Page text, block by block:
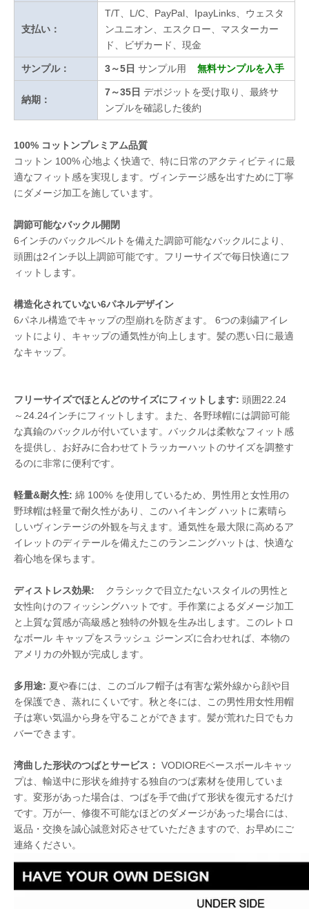
支払い：
T/T、L/C、PayPal、IpayLinks、ウェスタ
ンユニオン、エスクロー、マスターカー
ド、ビザカード、現金
サンプル： 3～5日 サンプル用 無料サンプルを入手
納期：
7～35日 デポジットを受け取り、最終サ
ンプルを確認した後約
100% コットンプレミアム品質
コットン 100% 心地よく快適で、特に日常のアクティビティに最
適なフィット感を実現します。ヴィンテージ感を出すために丁寧
にダメージ加工を施しています。
調節可能なバックル開閉
6インチのバックルベルトを備えた調節可能なバックルにより、
頭囲は2インチ以上調節可能です。フリーサイズで毎日快適にフ
ィットします。
構造化されていない6パネルデザイン
6パネル構造でキャップの型崩れを防ぎます。 6つの刺繍アイレ
ットにより、キャップの通気性が向上します。髪の悪い日に最適
なキャップ。
フリーサイズでほとんどのサイズにフィットします: 頭囲22.24
～24.24インチにフィットします。また、各野球帽には調節可能
な真鍮のバックルが付いています。バックルは柔軟なフィット感
を提供し、お好みに合わせてトラッカーハットのサイズを調整す
るのに非常に便利です。
軽量&耐久性: 綿 100% を使用しているため、男性用と女性用の
野球帽は軽量で耐久性があり、このハイキング ハットに素晴ら
しいヴィンテージの外観を与えます。通気性を最大限に高めるア
イレットのディテールを備えたこのランニングハットは、快適な
着心地を保ちます。
ディストレス効果: クラシックで目立たないスタイルの男性と
女性向けのフィッシングハットです。手作業によるダメージ加工
と上質な質感が高級感と独特の外観を生み出します。このレトロ
なボール キャップをスラッシュ ジーンズに合わせれば、本物の
アメリカの外観が完成します。
多用途: 夏や春には、このゴルフ帽子は有害な紫外線から顔や目
を保護でき、蒸れにくいです。秋と冬には、この男性用女性用帽
子は寒い気温から身を守ることができます。髪が荒れた日でもカ
バーできます。
湾曲した形状のつばとサービス： VODIOREベースボールキャッ
プは、輸送中に形状を維持する独自のつば素材を使用していま
す。変形があった場合は、つばを手で曲げて形状を復元するだけ
です。万が一、修復不可能なほどのダメージがあった場合には、
返品・交換を誠心誠意対応させていただきますので、お早めにご
連絡ください。